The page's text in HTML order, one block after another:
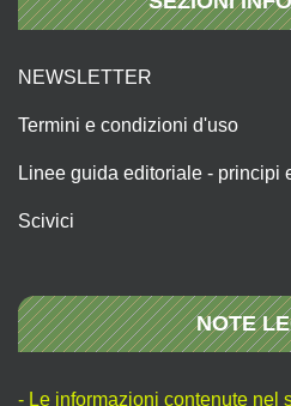
NEWSLETTER
Termini e condizioni d'uso
Linee guida editoriale - principi
Scivici
NOTE
- Le informazioni contenute nel